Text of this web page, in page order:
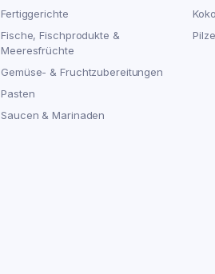
Fertiggerichte
Fische, Fischprodukte &
Meeresfrüchte
Gemüse- & Fruchtzubereitungen
Pasten
Saucen & Marinaden